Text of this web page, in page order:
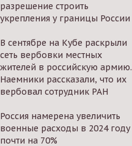
разрешение строить
укрепления у границы России
В сентябре на Кубе раскрыли
сеть вербовки местных
жителей в российскую армию.
Наемники рассказали, что их
вербовал сотрудник РАН
Россия намерена увеличить
военные расходы в 2024 году
почти на 70%